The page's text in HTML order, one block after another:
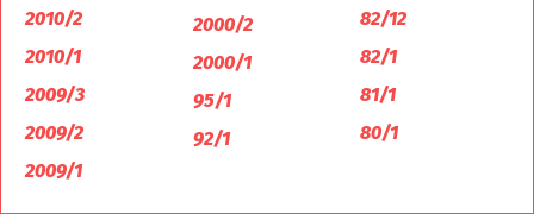
2010/2
2010/1
2009/3
2009/2
2009/1
2000/2
2000/1
95/1
92/1
82/12
82/1
81/1
80/1